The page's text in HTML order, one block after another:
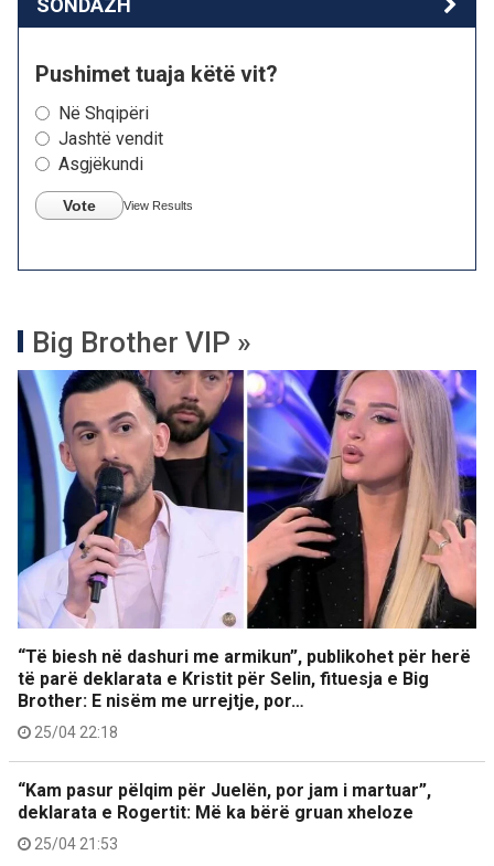
SONDAZH
Pushimet tuaja këtë vit?
Në Shqipëri
Jashtë vendit
Asgjëkundi
Vote View Results
Big Brother VIP »
“Të biesh në dashuri me armikun”, publikohet për herë
të parë deklarata e Kristit për Selin, fituesja e Big
Brother: E nisëm me urrejtje, por…
25/04 22:18
“Kam pasur pëlqim për Juelën, por jam i martuar”,
deklarata e Rogertit: Më ka bërë gruan xheloze
25/04 21:53